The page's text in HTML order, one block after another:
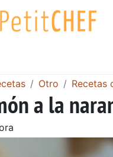
Otro Recetas
a la